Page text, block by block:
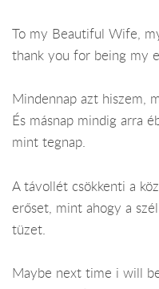
To my Beautiful Wife,
thank you for being my
Mindennap azt hiszem,
És másnap mindig arra
mint tegnap.
A távollét csökkenti a
erőset, mint ahogy a
tüzet.
Maybe next time i will